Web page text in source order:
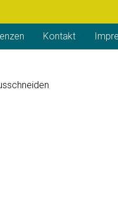
Kontakt